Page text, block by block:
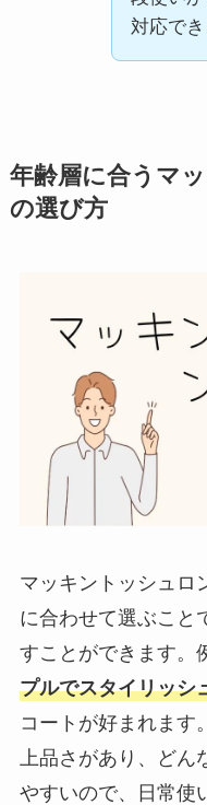
対応でき
年齢層に合うマ
の選び方
マッキントッシュロ
に合わせて選ぶこと
すことができます。
プルでスタイリッシ
コートが好まれます
上品さがあり、ど
やすいので、日常使